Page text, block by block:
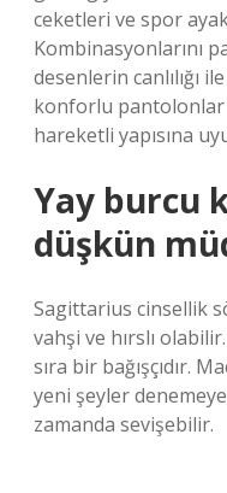
ceketleri ve spor
Kombinasyonlarını
desenlerin canlılığı
konforlu pantolonlar
hareketli yapısına
Yay burcu
düşkün
Sagittarius cinsellik
vahşi ve hırslı
sıra bir bağışçıdır.
yeni şeyler
zamanda sevişebilir.